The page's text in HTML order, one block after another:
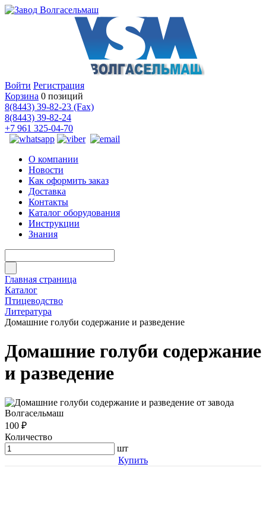
Войти Регистрация
Корзина 0 позиций
8(8443) 39-82-23 (Fax)
8(8443) 39-82-24
+7 961 325-04-70
О компании
Новости
Как оформить заказ
Доставка
Контакты
Каталог оборудования
Инструкции
Знания
Главная страница
Каталог
Птицеводство
Литература
Домашние голуби содержание и разведение
Домашние голуби содержание
и разведение
100 ₽
Количество
шт
Купить